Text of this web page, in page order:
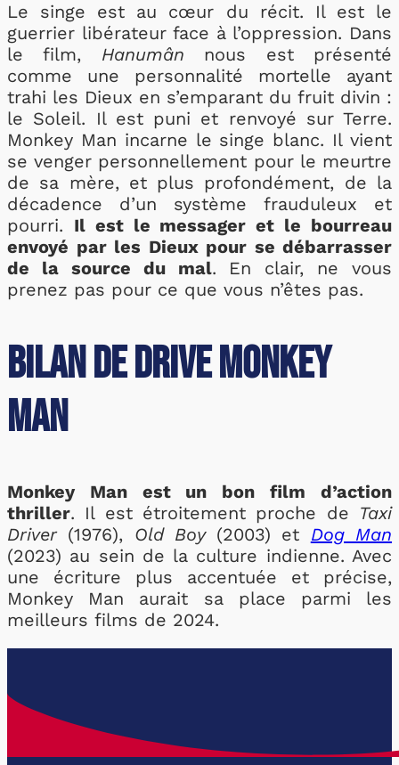
Le singe est au cœur du récit. Il est le
guerrier libérateur face à l’oppression. Dans
le film, Hanumân nous est présenté
comme une personnalité mortelle ayant
trahi les Dieux en s’emparant du fruit divin :
le Soleil. Il est puni et renvoyé sur Terre.
Monkey Man incarne le singe blanc. Il vient
se venger personnellement pour le meurtre
de sa mère, et plus profondément, de la
décadence d’un système frauduleux et
pourri. Il est le messager et le bourreau
envoyé par les Dieux pour se débarrasser
de la source du mal. En clair, ne vous
prenez pas pour ce que vous n’êtes pas.
Bilan de Drive Monkey
Man
Monkey Man est un bon film d’action
thriller. Il est étroitement proche de Taxi
Driver (1976), Old Boy(2003) et Dog Man
(2023) au sein de la culture indienne. Avec
une écriture plus accentuée et précise,
Monkey Man aurait sa place parmi les
meilleurs films de 2024.